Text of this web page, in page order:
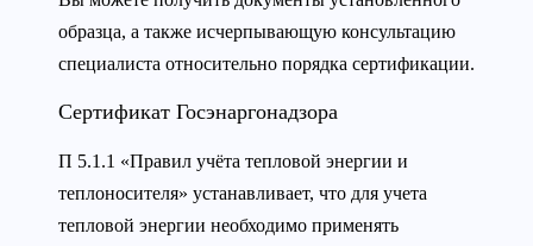
образца, а также исчерпывающую консультацию
специалиста относительно порядка сертификации.
Сертификат Госэнаргонадзора
П 5.1.1 «Правил учёта тепловой энергии и
теплоносителя» устанавливает, что для учета
тепловой энергии необходимо применять